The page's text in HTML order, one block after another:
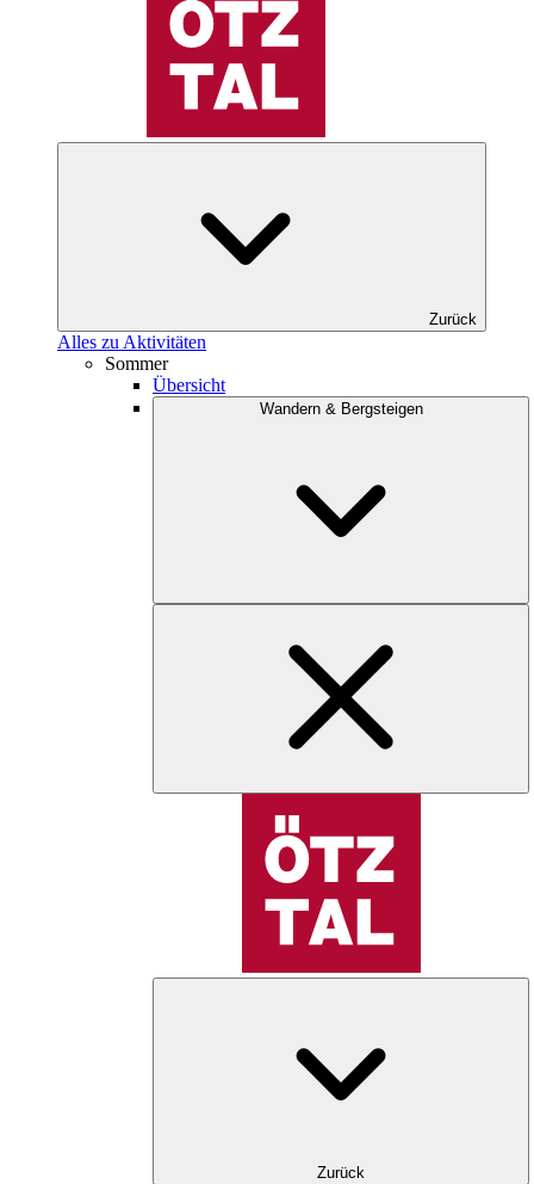
Zurück
Alles zu Aktivitäten
Sommer
Übersicht
Wandern & Bergsteigen
Zurück